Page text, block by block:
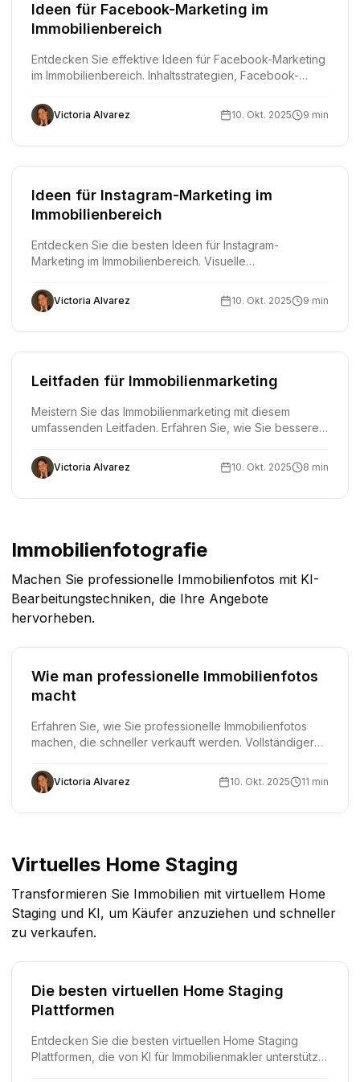
Ideen für Facebook-Marketing im
Immobilienbereich
Entdecken Sie effektive Ideen für Facebook-Marketing
im Immobilienbereich. Inhaltsstrategien, Facebook-
Makler.
Victoria Alvarez 10. Okt. 2025 9 min
Ideen für Instagram-Marketing im
Immobilienbereich
Entdecken Sie die besten Ideen für Instagram-
Marketing im Immobilienbereich. Visuelle
und Immobilienverkäufer.
Victoria Alvarez 10. Okt. 2025 9 min
Leitfaden für Immobilienmarketing
Meistern Sie das Immobilienmarketing mit diesem
umfassenden Leitfaden. Erfahren Sie, wie Sie bessere
Geschäfte schneller abschließen können, indem Sie
moderne Werkzeuge nutzen.
Victoria Alvarez 10. Okt. 2025 8 min
Immobilienfotografie
Machen Sie professionelle Immobilienfotos mit KI-
Bearbeitungstechniken, die Ihre Angebote
hervorheben.
Wie man professionelle Immobilienfotos
macht
Erfahren Sie, wie Sie professionelle Immobilienfotos
machen, die schneller verkauft werden. Vollständiger
Bearbeitung für Makler.
Victoria Alvarez 10. Okt. 2025 11 min
Virtuelles Home Staging
Transformieren Sie Immobilien mit virtuellem Home
Staging und KI, um Käufer anzuziehen und schneller
zu verkaufen.
Die besten virtuellen Home Staging
Plattformen
Entdecken Sie die besten virtuellen Home Staging
Plattformen, die von KI für Immobilienmakler unterstützt